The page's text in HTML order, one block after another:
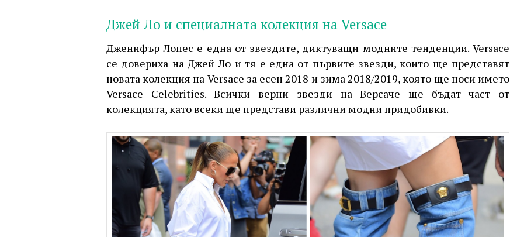
Джей Ло и специалната колекция на Versace
Дженифър Лопес е една от звездите, диктуващи модните тенденции. Versace
се довериха на Джей Ло и тя е една от първите звезди, които ще представят
новата колекция на Versace за есен 2018 и зима 2018/2019, която ще носи името
Versace Celebrities. Всички верни звезди на Версаче ще бъдат част от
колекцията, като всеки ще представи различни модни придобивки.